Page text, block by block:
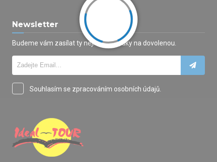
Newsletter
Budeme vám zasílat ty nejlepší nabídky na dovolenou.
Souhlasím se zpracováním osobních údajů.